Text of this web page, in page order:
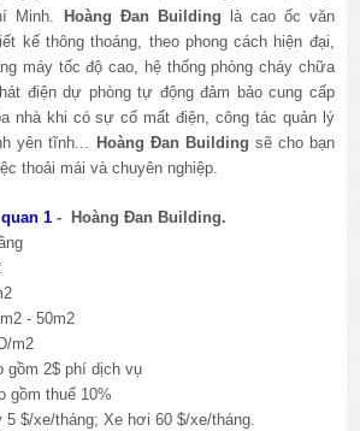
Minh.
Hoàng Đan Building là cao ốc văn
kế thông thoáng, theo phong cách hiện đại,
máy tốc độ cao, hệ thống phòng cháy chữa
điện dự phòng tự động đảm bảo cung cấp
nhà khi có sự cố mất điện, công tác quản lý
yên tĩnh... Hoàng Đan Building sẽ cho bạn
thoải mái và chuyên nghiệp.
1 - Hoàng Đan Building.
- 50m2
m2
2$ phí dịch vụ
thuế 10%
$/xe/tháng; Xe hơi 60 $/xe/tháng.